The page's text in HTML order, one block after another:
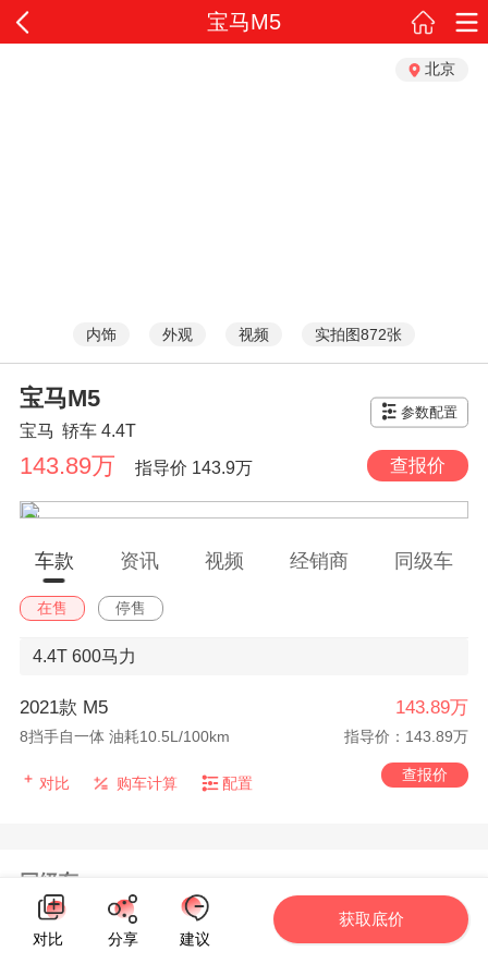
宝马M5
北京
内饰 外观 视频 实拍图872张
宝马M5
宝马 轿车 4.4T
参数配置
143.89万 指导价 143.9万 查报价
车款 资讯 视频 经销商 同级车
在售 停售
4.4T 600马力
2021款 M5 143.89万
8挡手自一体 油耗10.5L/100km 指导价：143.89万
对比 购车计算 配置 查报价
同级车
对比 分享 建议
获取底价